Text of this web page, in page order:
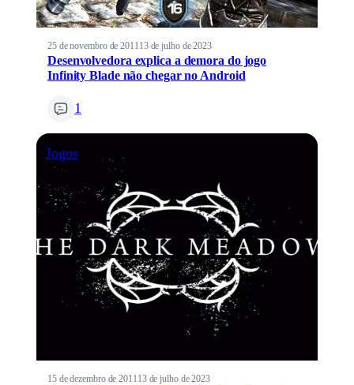
25 de novembro de 2011 13 de julho de 2023
Desenvolvedora explica a demora do jogo
Infinity Blade não chegar no Android
1
Jogos
15 de dezembro de 2011 13 de julho de 2023